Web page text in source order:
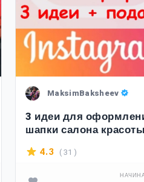
MaksimBaksheev
3 идеи для
шапки салона
Instagram
4.3 ( 31 )